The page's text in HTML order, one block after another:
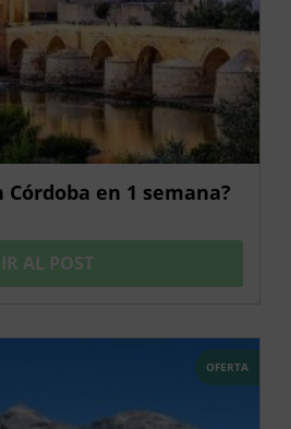
Córdoba en 1 semana?
IR AL POST
OFERTA